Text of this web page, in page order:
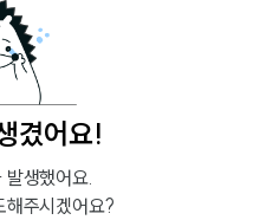
겼어요!
발생했어요.
해주시겠어요?